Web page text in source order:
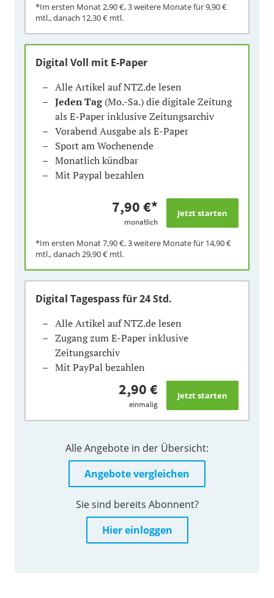
*Im ersten Monat2,90 €, 3 weitere Monate für9,90 €
mtl., danach 12,30 € mtl.
Digital Voll mit E-Paper
Alle Artikel auf NTZ.de lesen
Jeden Tag(Mo.-Sa.) die digitale Zeitung
als E-Paper inklusive Zeitungsarchiv
Vorabend Ausgabe als E-Paper
Sport am Wochenende
Monatlich kündbar
Mit Paypal bezahlen
7,90 €*
monatlich
*Im ersten Monat7,90 €, 3 weitere Monate für 14,90 €
mtl., danach 29,90 € mtl.
Digital Tagespassfür 24 Std.
Alle Artikel auf NTZ.de lesen
Zugang zum E-Paper inklusive
Zeitungsarchiv
Mit PayPal bezahlen
2,90 €
einmalig
Alle Angebote in der Übersicht:
Angebote vergleichen
Sie sind bereits Abonnent?
Hier einloggen